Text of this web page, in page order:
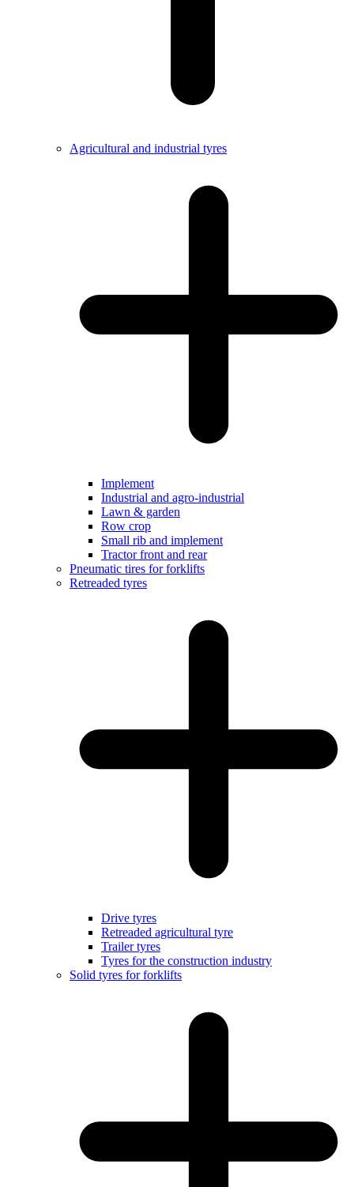
Agricultural and industrial tyres
Implement
Industrial and agro-industrial
Lawn & garden
Row crop
Small rib and implement
Tractor front and rear
Pneumatic tires for forklifts
Retreaded tyres
Drive tyres
Retreaded agricultural tyre
Trailer tyres
Tyres for the construction industry
Solid tyres for forklifts